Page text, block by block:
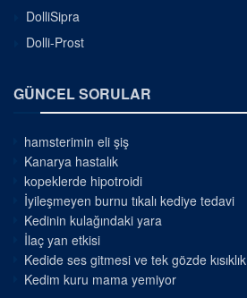
DolliSipra
Dolli-Prost
GÜNCEL SORULAR
hamsterimin eli şiş
Kanarya hastalık
kopeklerde hipotroidi
İyileşmeyen burnu tıkalı kediye tedavi
Kedinin kulağındaki yara
İlaç yan etkisi
Kedide ses gitmesi ve tek gözde kısıklık
Kedim kuru mama yemiyor